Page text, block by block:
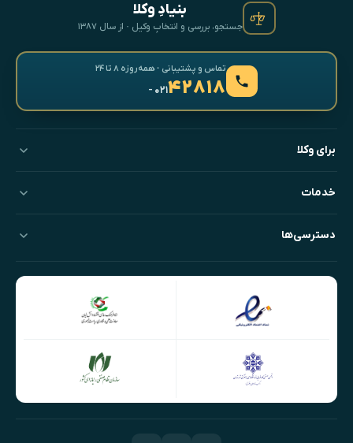
بنیادِ وکلا
جستجو، بررسی و انتخابِ وکیل · از سال ۱۳۸۷
تماس و پشتیبانی · همه‌روزه ۸ تا ۲۴
۴۲۸۱۸- ۰۲۱
برای وکلا
خدمات
دسترسی‌ها